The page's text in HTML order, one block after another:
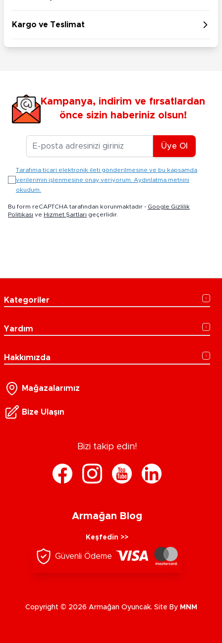
Kargo ve Teslimat
Kampanya, indirim ve fırsatlardan
önce sizin haberiniz olsun!
E-posta Adresiniz
Üye Ol
Tarafıma ticari elektronik ileti gönderilmesine ve bu kapsamda
verilerimin işlenmesine onay veriyorum. Aydınlatma metnini
okudum.
Bu form reCAPTCHA tarafından korunmaktadır - Google Gizlilik
Politikası ve Hizmet Şartları geçerlidir.
Kategoriler
Yardım
Hakkımızda
Mağazalarımız
Bize Ulaşın
Bizi takip edin!
Armağan Blog
Keşfedin >>
Güvenli Ödeme
Copyright © 2026 Armağan Oyuncak. Site By MNM